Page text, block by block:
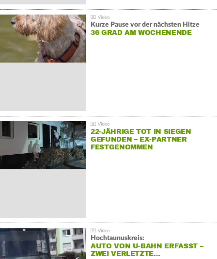
Kurze Pause vor der nächsten Hitze
36 GRAD AM WOCHENENDE
22-JÄHRIGE TOT IN SIEGEN
GEFUNDEN – EX-PARTNER
FESTGENOMMEN
Hochtaunuskreis:
AUTO VON U-BAHN ERFASST –
ZWEI VERLETZTE…